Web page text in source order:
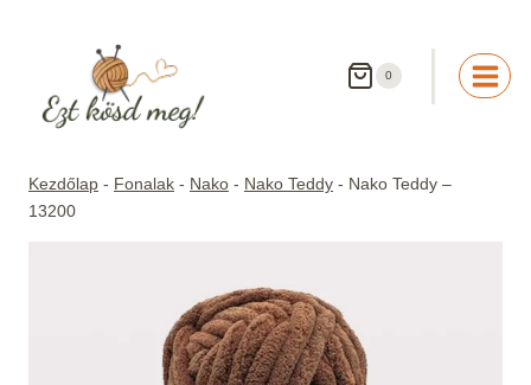
0
Kezdőlap - Fonalak - Nako - Nako Teddy - Nako Teddy –
13200